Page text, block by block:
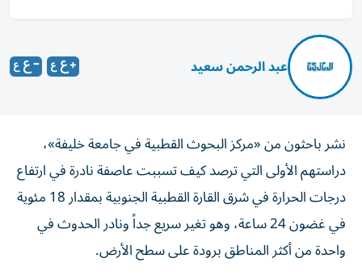
عبد الرحمن سعيد
نشر باحثون من «مركز البحوث القطبية في جامعة خليفة»،
دراستهم الأولى التي ترصد كيف تسببت عاصفة نادرة في ارتفاع
درجات الحرارة في شرق القارة القطبية الجنوبية بمقدار 18 مئوية
في غضون 24 ساعة، وهو تغير سريع جداً ونادر الحدوث في
واحدة من أكثر المناطق برودة على سطح الأرض.